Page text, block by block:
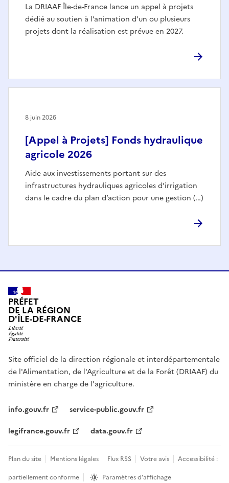
La DRIAAF Île-de-France lance un appel à projets
dédié au soutien à l’animation d’un ou plusieurs
projets dont la réalisation est prévue en 2027.
[Appel à Projets] Fonds hydraulique
agricole 2026
Aide aux investissements portant sur des
infrastructures hydrauliques agricoles d’irrigation
dans le cadre du plan d’action pour une gestion (…)
8 juin 2026
PRÉFET
DE LA RÉGION
D'ÎLE-DE-FRANCE
Site officiel de la direction régionale et interdépartementale
de l'Alimentation, de l'Agriculture et de la Forêt (DRIAAF) du
ministère en charge de l'agriculture.
info.gouv.fr
service-public.gouv.fr
legifrance.gouv.fr
data.gouv.fr
Plan du site Mentions légales Flux RSS Votre avis
Accessibilité :
partiellement conforme
Paramètres d'affichage